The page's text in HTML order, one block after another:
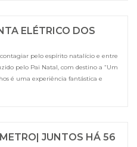
ELÉTRICO DOS
contagiar pelo espírito natalício e entre
pelo Pai Natal, com destino a “Um
é uma experiência fantástica e
famílias, que conta com a
JUNTOS HÁ 56